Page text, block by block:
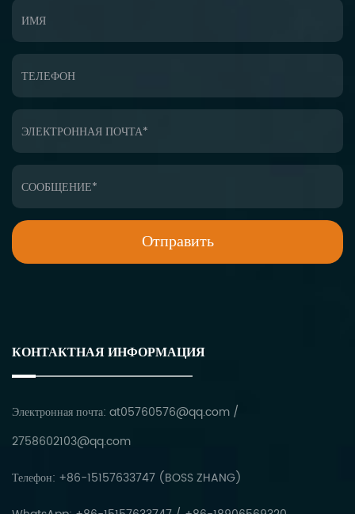
КОНТАКТНАЯ ИНФОРМАЦИЯ
Электронная почта: at05760576@qq.com /
2758602103@qq.com
Телефон: +86-15157633747 (BOSS ZHANG)